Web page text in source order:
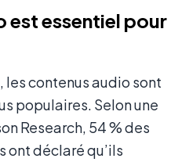
est essentiel pour
les contenus audio sont
populaires. Selon une
Research, 54 % des
ont déclaré qu’ils